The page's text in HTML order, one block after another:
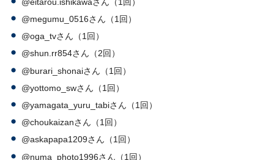
@megumu_0516さん（1回）
@oga_tvさん（1回）
@shun.rr854さん（2回）
@burari_shonaiさん（1回）
@yottomo_swさん（1回）
@yamagata_yuru_tabiさん（1回）
@choukaizanさん（1回）
@askapapa1209さん（1回）
@numa_photo1996さん（1回）